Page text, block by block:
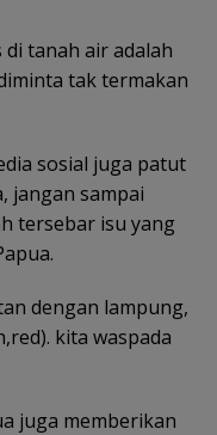
tanah air adalah
tak termakan
sosial juga patut
jangan sampai
tersebar isu yang
dengan lampung,
kita waspada
juga memberikan